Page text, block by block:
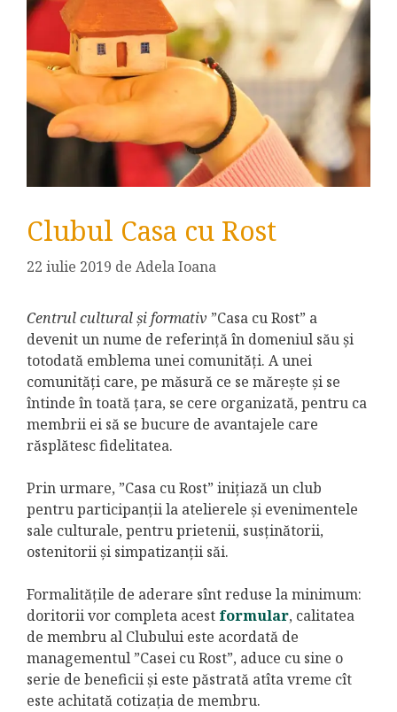
Clubul Casa cu Rost
22 iulie 2019 de Adela Ioana
Centrul cultural și formativ ”Casa cu Rost” a
devenit un nume de referință în domeniul său și
totodată emblema unei comunități. A unei
comunități care, pe măsură ce se mărește și se
întinde în toată țara, se cere organizată, pentru ca
membrii ei să se bucure de avantajele care
răsplătesc fidelitatea.
Prin urmare, ”Casa cu Rost” inițiază un club
pentru participanții la atelierele și evenimentele
sale culturale, pentru prietenii, susținătorii,
ostenitorii și simpatizanții săi.
Formalitățile de aderare sînt reduse la minimum:
doritorii vor completa acest formular, calitatea
de membru al Clubului este acordată de
managementul ”Casei cu Rost”, aduce cu sine o
serie de beneficii și este păstrată atîta vreme cît
este achitată cotizația de membru.